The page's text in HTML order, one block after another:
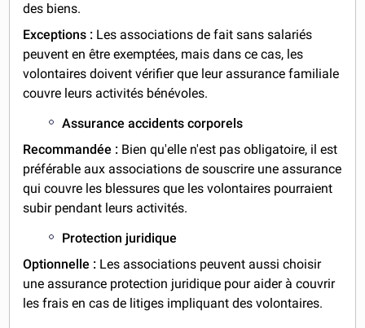
des biens.
Exceptions : Les associations de fait sans salariés
peuvent en être exemptées, mais dans ce cas, les
volontaires doivent vérifier que leur assurance familiale
couvre leurs activités bénévoles.
Assurance accidents corporels
Recommandée : Bien qu'elle n'est pas obligatoire, il est
préférable aux associations de souscrire une assurance
qui couvre les blessures que les volontaires pourraient
subir pendant leurs activités.
Protection juridique
Optionnelle : Les associations peuvent aussi choisir
une assurance protection juridique pour aider à couvrir
les frais en cas de litiges impliquant des volontaires.